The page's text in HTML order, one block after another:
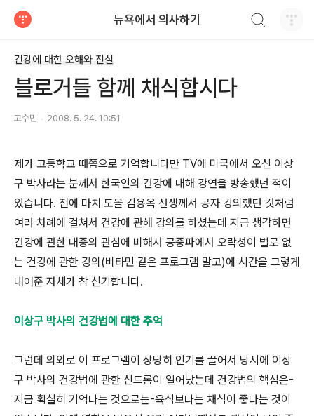
뉴욕에서 의사하기
건강에 대한 오해와 진실
블로거들 함께 채식합시다
고수민 2008. 5. 24. 10:51
제가 고등학교 때쯤으로 기억합니다만 TV에 미국에서 오신 이상
구 박사라는 분께서 한국인의 건강에 대해 강연을 방송했던 적이
있습니다. 전에 마치 도올 김용옥 선생께서 공자 강의했던 것처럼
여러 차례에 걸쳐서 건강에 관해 강의를 하셨는데 지금 생각하면
건강에 관한 대중의 관심에 비해서 공중파에서 오락성이 별로 없
는 건강에 관한 강의(비타민 같은 프로그램 말고)에 시간을 그렇게
내어준 자체가 참 신기합니다.
이상구 박사의 건강법에 대한 추억
그런데 의외로 이 프로그램이 상당히 인기를 끌어서 당시에 이상
구 박사의 건강법에 관한 신드롬이 일어났는데 건강법의 핵심은-
지금 확실히 기억나는 것으로는-육식보다는 채식이 좋다는 것이